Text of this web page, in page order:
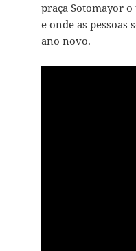
praça Sotomayor
e onde as pessoas
ano novo.